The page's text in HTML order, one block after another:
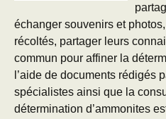
échanger souvenirs et
récoltés, partager leurs
commun pour affiner la
l’aide de documents rédigés
spécialistes ainsi que la
détermination d’ammonites